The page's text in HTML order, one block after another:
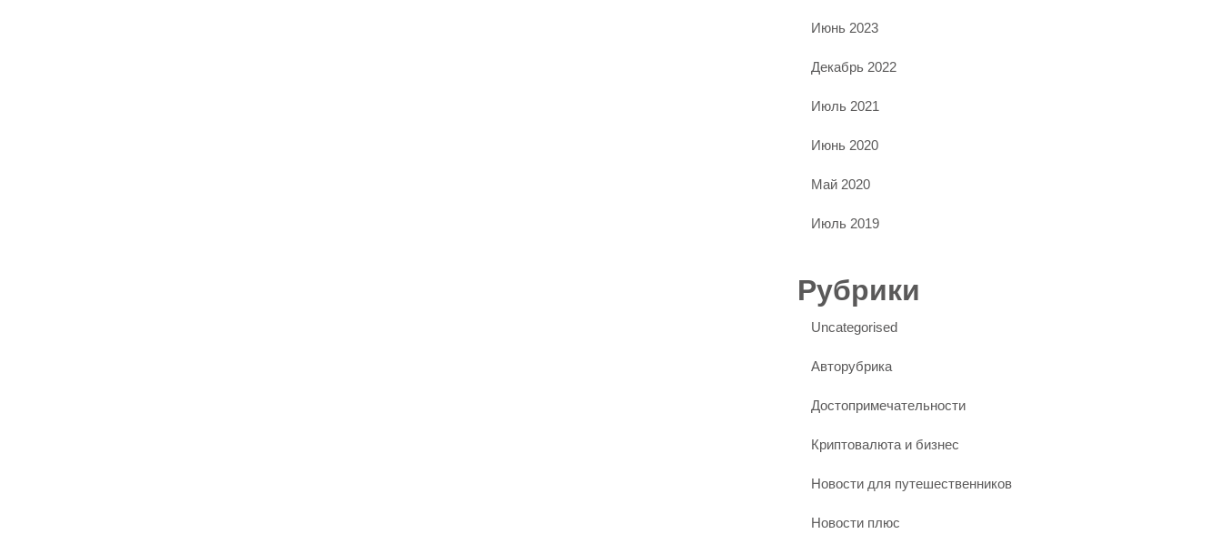
Июнь 2023
Декабрь 2022
Июль 2021
Июнь 2020
Май 2020
Июль 2019
Рубрики
Uncategorised
Авторубрика
Достопримечательности
Криптовалюта и бизнес
Новости для путешественников
Новости плюс